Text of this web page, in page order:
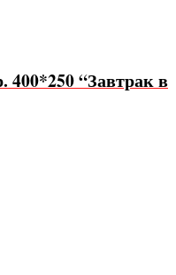
“Завтрак в